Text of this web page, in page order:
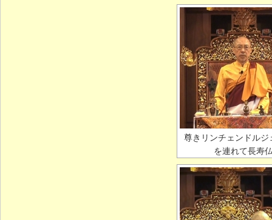
尊きリンチェンドル
を連れて長寿